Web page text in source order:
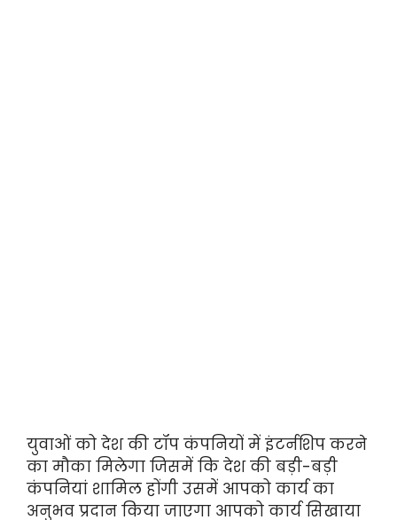
युवाओं को देश की टॉप कंपनियों में इंटर्नशिप करने
का मौका मिलेगा जिसमें कि देश की बड़ी-बड़ी
कंपनियां शामिल होंगी उसमें आपको कार्य का
अनुभव प्रदान किया जाएगा आपको कार्य सिखाया